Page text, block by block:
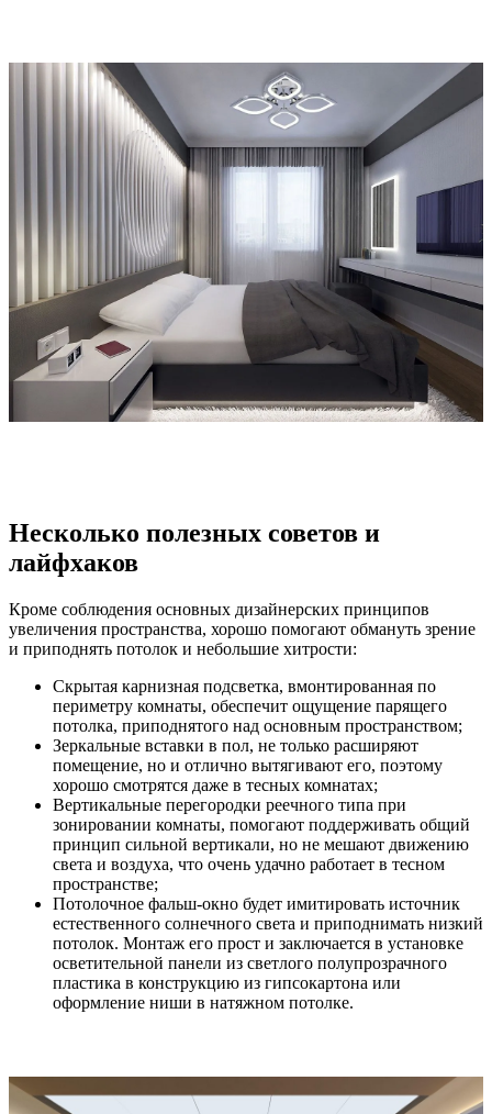
Несколько полезных советов и
лайфхаков
Кроме соблюдения основных дизайнерских принципов
увеличения пространства, хорошо помогают обмануть зрение
и приподнять потолок и небольшие хитрости:
Скрытая карнизная подсветка, вмонтированная по
периметру комнаты, обеспечит ощущение парящего
потолка, приподнятого над основным пространством;
Зеркальные вставки в пол, не только расширяют
помещение, но и отлично вытягивают его, поэтому
хорошо смотрятся даже в тесных комнатах;
Вертикальные перегородки реечного типа при
зонировании комнаты, помогают поддерживать общий
принцип сильной вертикали, но не мешают движению
света и воздуха, что очень удачно работает в тесном
пространстве;
Потолочное фальш-окно будет имитировать источник
естественного солнечного света и приподнимать низкий
потолок. Монтаж его прост и заключается в установке
осветительной панели из светлого полупрозрачного
пластика в конструкцию из гипсокартона или
оформление ниши в натяжном потолке.